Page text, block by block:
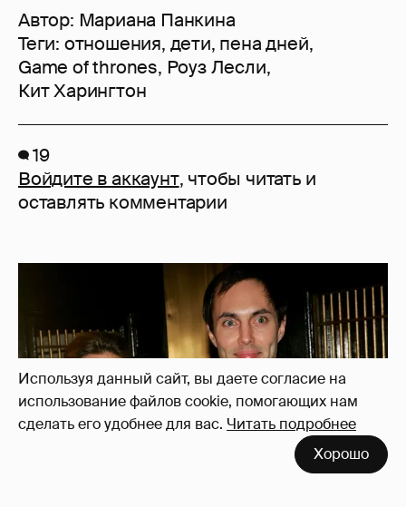
Используя данный сайт, вы даете согласие на
использование файлов cookie, помогающих нам
сделать его удобнее для вас. Читать подробнее
Хорошо
Автор: Мариана Панкина
Теги: отношения, дети, пена дней,
Game of thrones, Роуз Лесли,
Кит Харингтон
19
Войдите в аккаунт, чтобы читать и
оставлять комментарии